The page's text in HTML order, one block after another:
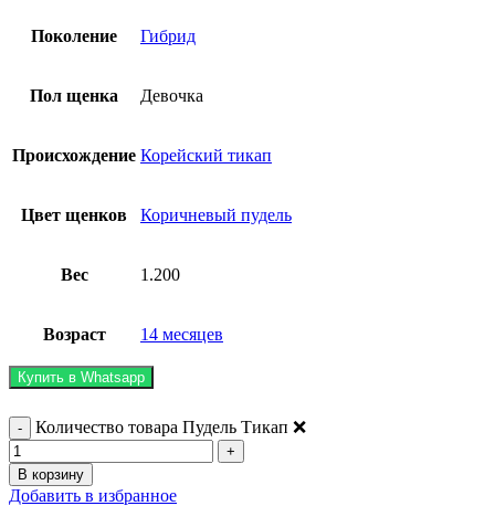
Поколение Гибрид
Пол щенка Девочка
Происхождение Корейский тикап
Цвет щенков Коричневый пудель
Вес 1.200
Возраст 14 месяцев
Купить в Whatsapp
Количество товара Пудель Тикап ❌️
В корзину
Добавить в избранное